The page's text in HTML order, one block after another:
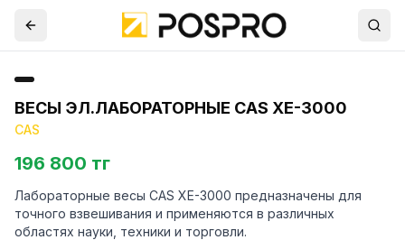
ВЕСЫ ЭЛ.ЛАБОРАТОРНЫЕ CAS XE-3000
CAS
196 800 тг
Лабораторные весы CAS XE-3000 предназначены для
точного взвешивания и применяются в различных
областях науки, техники и торговли.